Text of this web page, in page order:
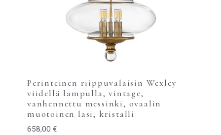
Perinteinen riippuvalaisin Wexley
viidellä lampulla, vintage,
vanhennettu messinki, ovaalin
muotoinen lasi, kristalli
658,00 €